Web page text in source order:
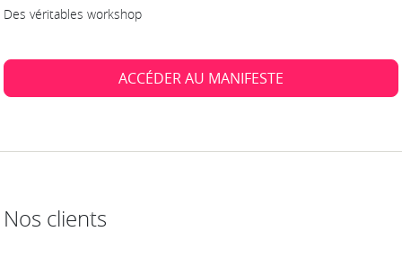
Des véritables workshop
ACCÉDER AU MANIFESTE
Nos clients